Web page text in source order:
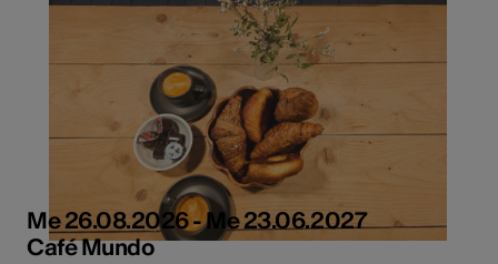
Me 26.08.2026 - Me 23.06.2027
Café Mundo